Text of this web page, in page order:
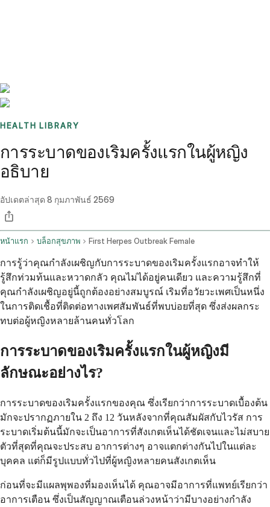
HEALTH LIBRARY
การระบาดของเริมครั้งแรกในผู้หญิง
อธิบาย
อัปเดตล่าสุด 8 กุมภาพันธ์ 2569
หน้าแรก บล็อกสุขภาพ First Herpes Outbreak Female
การรู้ว่าคุณกำลังเผชิญกับการระบาดของเริมครั้งแรกอาจทำให้
รู้สึกท่วมท้นและหวาดกลัว คุณไม่ได้อยู่คนเดียว และความรู้สึกที่
คุณกำลังเผชิญอยู่นี้ถูกต้องอย่างสมบูรณ์ เริมที่อวัยวะเพศเป็นหนึ่ง
ในการติดเชื้อที่ติดต่อทางเพศสัมพันธ์ที่พบบ่อยที่สุด ซึ่งส่งผลกระ
ทบต่อผู้หญิงหลายล้านคนทั่วโลก
การระบาดของเริมครั้งแรกในผู้หญิงมี
ลักษณะอย่างไร?
การระบาดของเริมครั้งแรกของคุณ ซึ่งเรียกว่าการระบาดเบื้องต้น
มักจะปรากฏภายใน 2 ถึง 12 วันหลังจากที่คุณสัมผัสกับไวรัส การ
ระบาดเริ่มต้นนี้มักจะเป็นอาการที่สังเกตเห็นได้ชัดเจนและไม่สบาย
ตัวที่สุดที่คุณจะประสบ อาการต่างๆ อาจแตกต่างกันไปในแต่ละ
บุคคล แต่ก็มีรูปแบบทั่วไปที่ผู้หญิงหลายคนสังเกตเห็น
ก่อนที่จะมีแผลพุพองที่มองเห็นได้ คุณอาจมีอาการที่แพทย์เรียกว่า
อาการเตือน ซึ่งเป็นสัญญาณเตือนล่วงหน้าว่ามีบางอย่างกำลัง